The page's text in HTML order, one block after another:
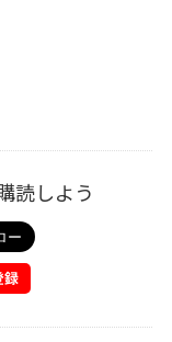
読しよう